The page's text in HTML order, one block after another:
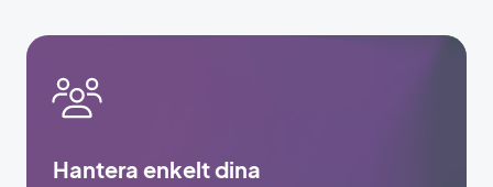
Hantera enkelt dina